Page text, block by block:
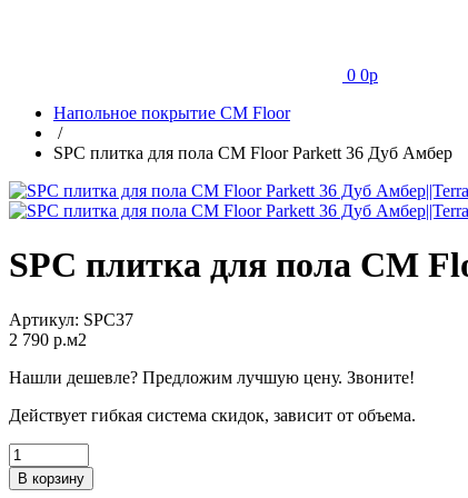
0 0p
Напольное покрытие CM Floor
/
SPC плитка для пола CM Floor Parkett 36 Дуб Амбер
SPC плитка для пола CM
Артикул: SPC37
2 790 p.м2
Нашли дешевле? Предложим лучшую цену. Звоните!
Действует гибкая система скидок, зависит от объема.
В корзину